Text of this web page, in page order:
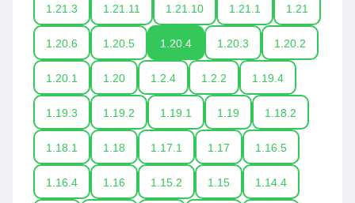
1.21.3 1.21.11 1.21.10 1.21.1 1.21
1.20.6 1.20.5 1.20.4 1.20.3 1.20.2
1.20.1 1.20 1.2.4 1.2.2 1.19.4
1.19.3 1.19.2 1.19.1 1.19 1.18.2
1.18.1 1.18 1.17.1 1.17 1.16.5
1.16.4 1.16 1.15.2 1.15 1.14.4